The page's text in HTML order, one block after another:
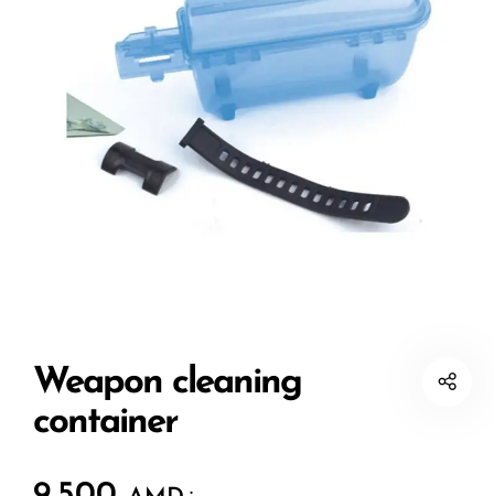
Weapon cleaning
container
.